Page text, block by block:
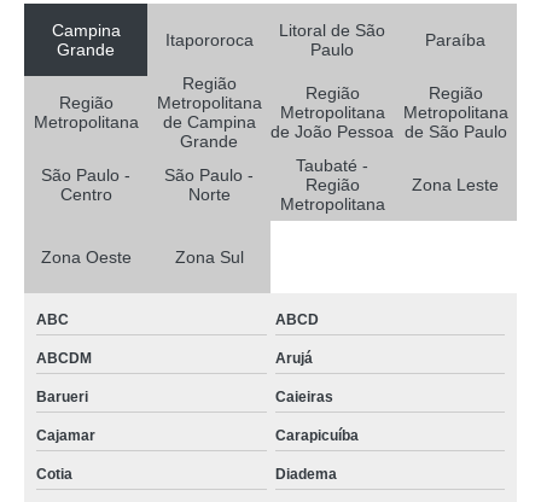
Campina
Grande
Itapororoca
Litoral de São
Paulo
Paraíba
Região
Metropolitana
Região
Metropolitana
de Campina
Grande
Região
Metropolitana
de João Pessoa
Região
Metropolitana
de São Paulo
São Paulo -
Centro
São Paulo -
Norte
Taubaté -
Região
Metropolitana
Zona Leste
Zona Oeste Zona Sul
ABC ABCD
ABCDM Arujá
Barueri Caieiras
Cajamar Carapicuíba
Cotia Diadema